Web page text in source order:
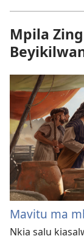
Mpila
Mavitu ma
Nkia salu